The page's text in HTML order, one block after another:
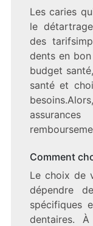
Les caries
le
des
dents en
budget
santé et
Comment
Le choix de
dépendre
spécifiques
dentaires.